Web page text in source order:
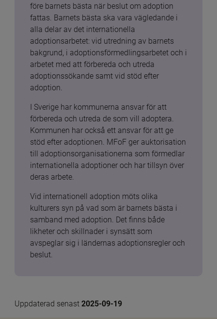
före barnets bästa när beslut om adoption
fattas. Barnets bästa ska vara vägledande i
alla delar av det internationella
adoptionsarbetet: vid utredning av barnets
bakgrund, i adoptionsförmedlingsarbetet och i
arbetet med att förbereda och utreda
adoptionssökande samt vid stöd efter
adoption.
I Sverige har kommunerna ansvar för att
förbereda och utreda de som vill adoptera.
Kommunen har också ett ansvar för att ge
stöd efter adoptionen. MFoF ger auktorisation
till adoptionsorganisationerna som förmedlar
internationella adoptioner och har tillsyn över
deras arbete.
Vid internationell adoption möts olika
kulturers syn på vad som är barnets bästa i
samband med adoption. Det finns både
likheter och skillnader i synsätt som
avspeglar sig i ländernas adoptionsregler och
beslut.
Uppdaterad senast 2025-09-19